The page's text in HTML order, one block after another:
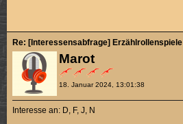
Marot
18. Januar 2024, 13:01:38
Re: [Interessensabfrage] Erzählrollenspiele
Interesse an: D, F, J, N